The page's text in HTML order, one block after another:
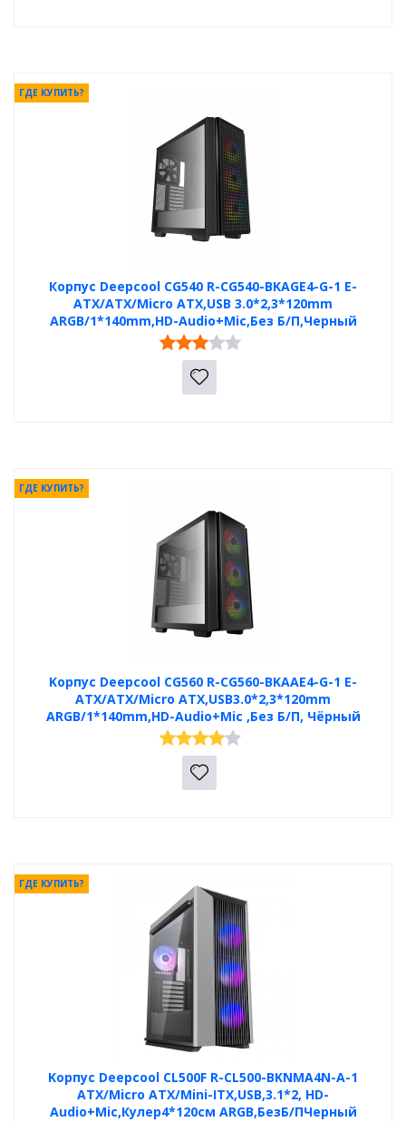
Корпус Deepcool CG540 R-CG540-BKAGE4-G-1 E-
ATX/ATX/Micro ATX,USB 3.0*2,3*120mm
ARGB/1*140mm,HD-Audio+Mic,Без Б/П,Черный
ГДЕ КУПИТЬ?
Koрпус Deepcool CG560 R-CG560-BKAAE4-G-1 E-
ATX/ATX/Micro ATX,USB3.0*2,3*120mm
ARGB/1*140mm,HD-Audio+Mic ,Без Б/П, Чёрный
ГДЕ КУПИТЬ?
Kорпус Deepcool CL500F R-CL500-BKNMA4N-A-1
ATX/Micro ATX/Mini-ITX,USB,3.1*2, HD-
Audio+Mic,Кулер4*120см ARGB,БезБ/ПЧерный
ГДЕ КУПИТЬ?